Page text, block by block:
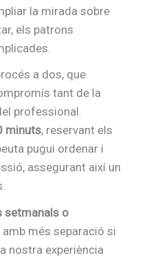
la mirada sobre
els patrons
a dos, que
tant de la
professional.
minuts, reservant els
pugui ordenar i
assegurant així un
setmanals o
més separació si
nostra experiència